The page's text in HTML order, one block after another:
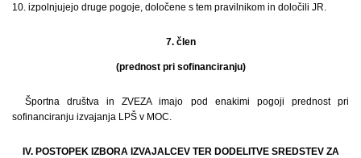
10. izpolnjujejo druge pogoje, določene s tem pravilnikom in določili JR.
7. člen
(prednost pri sofinanciranju)
Športna društva in ZVEZA imajo pod enakimi pogoji prednost pri
sofinanciranju izvajanja LPŠ v MOC.
IV. POSTOPEK IZBORA IZVAJALCEV TER DODELITVE SREDSTEV ZA